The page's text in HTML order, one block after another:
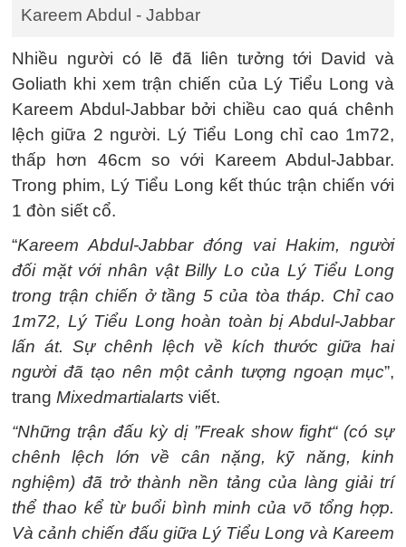
Kareem Abdul - Jabbar
Nhiều người có lẽ đã liên tưởng tới David và
Goliath khi xem trận chiến của Lý Tiểu Long và
Kareem Abdul-Jabbar bởi chiều cao quá chênh
lệch giữa 2 người. Lý Tiểu Long chỉ cao 1m72,
thấp hơn 46cm so với Kareem Abdul-Jabbar.
Trong phim, Lý Tiểu Long kết thúc trận chiến với
1 đòn siết cổ.
“Kareem Abdul-Jabbar đóng vai Hakim, người
đối mặt với nhân vật Billy Lo của Lý Tiểu Long
trong trận chiến ở tầng 5 của tòa tháp. Chỉ cao
1m72, Lý Tiểu Long hoàn toàn bị Abdul-Jabbar
lấn át. Sự chênh lệch về kích thước giữa hai
người đã tạo nên một cảnh tượng ngoạn mục”,
trang Mixedmartialarts viết.
“Những trận đấu kỳ dị ”Freak show fight“ (có sự
chênh lệch lớn về cân nặng, kỹ năng, kinh
nghiệm) đã trở thành nền tảng của làng giải trí
thể thao kể từ buổi bình minh của võ tổng hợp.
Và cảnh chiến đấu giữa Lý Tiểu Long và Kareem